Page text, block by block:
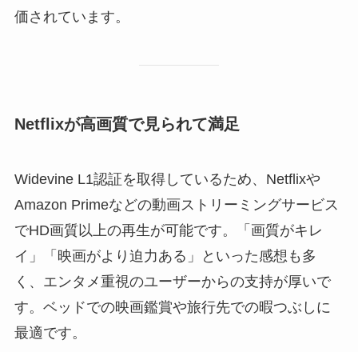
価されています。
Netflixが高画質で見られて満足
Widevine L1認証を取得しているため、Netflixや
Amazon Primeなどの動画ストリーミングサービス
でHD画質以上の再生が可能です。「画質がキレ
イ」「映画がより迫力ある」といった感想も多
く、エンタメ重視のユーザーからの支持が厚いで
す。ベッドでの映画鑑賞や旅行先での暇つぶしに
最適です。